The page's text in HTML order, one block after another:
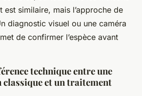
est similaire, mais l’approche de
diagnostic visuel ou une caméra
de confirmer l’espèce avant
technique entre une
et un traitement